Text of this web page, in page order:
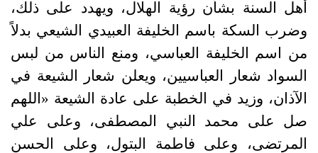
أهل السنة بشأن رؤية الهلال، ويهدد على ذلك،
وضرب السكة باسم الخليفة العبيدي الشيعي بدلاً
من اسم الخليفة العباسي، ومنع الناس من لبس
السواد شعار العباسيين، ويعلن شعار الشيعة في
الآذان، وزيد في الخطبة على عادة الشيعة «اللهم
صل على محمد النبي المصطفى، وعلى علي
المرتضى، وعلى فاطمة البتول، وعلى الحسن